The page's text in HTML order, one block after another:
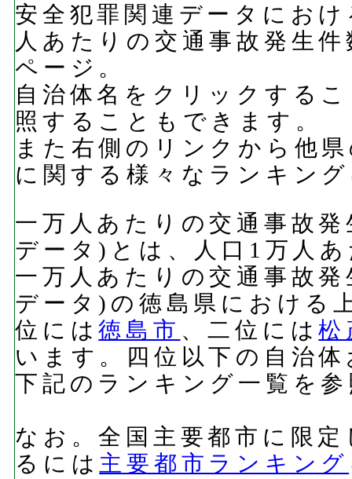
安全犯罪関連データにお
人あたりの交通事故発生
ページ。
自治体名をクリックする
照することもできます。
また右側のリンクから他
に関する様々なランキン
一万人あたりの交通事故
データ)とは、人口1万人
一万人あたりの交通事故
データ)の徳島県における
位には徳島市 、二位には松
います。四位以下の自治
下記のランキング一覧を
なお。全国主要都市に限
るには 主要都市ランキング